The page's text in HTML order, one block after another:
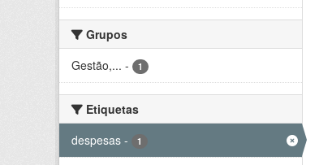
Grupos
Gestão,... - 1
Etiquetas
despesas - 1